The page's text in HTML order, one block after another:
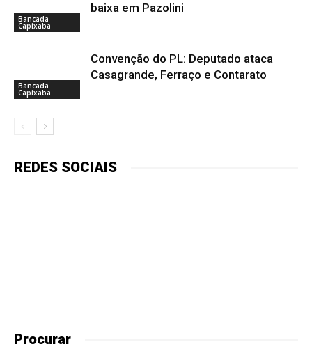
Bancada
Capixaba
baixa em Pazolini
Bancada
Capixaba
Convenção do PL: Deputado ataca
Casagrande, Ferraço e Contarato
REDES SOCIAIS
Procurar